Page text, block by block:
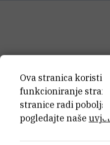
Ova stranica koristi
funkcioniranje
stranice radi
pogledajte naše